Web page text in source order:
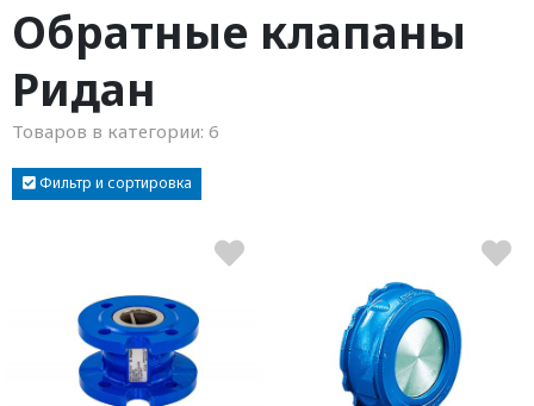
Обратные клапаны
Ридан
Товаров в категории: 6
Фильтр и сортировка